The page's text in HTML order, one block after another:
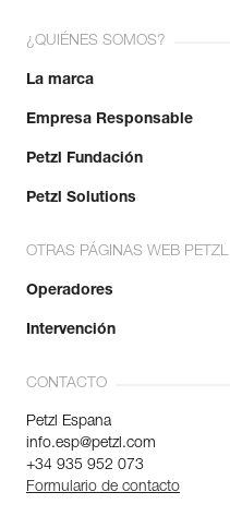
¿QUIÉNES SOMOS?
La marca
Empresa Responsable
Petzl Fundación
Petzl Solutions
OTRAS PÁGINAS WEB PETZL
Operadores
Intervención
CONTACTO
Petzl Espana
info.esp@petzl.com
+34 935 952 073
Formulario de contacto